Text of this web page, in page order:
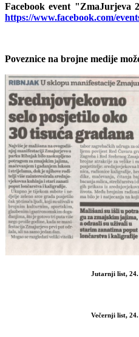
Facebook event "ZmaJurjeva
https://www.facebook.com/
Poveznice na brojne medije
Jutarnji list,
Večernji list,